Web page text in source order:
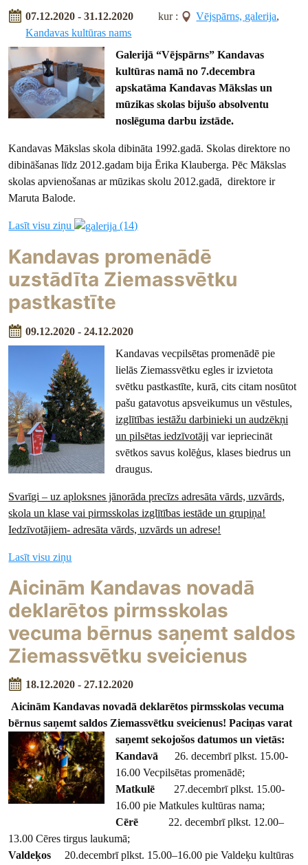
07.12.2020 - 31.12.2020 kur : Vējspārns, galerija,
Kandavas kultūras nams
Galerijā “Vējspārns” Kandavas
kultūras namā no 7.decembra
apskatāma Kandavas Mākslas un
mūzikas skolas bijušo absolventu
noslēguma darbu izstāde.
Kandavas Mākslas skola dibināta 1992.gadā. Skolas direktore no
dibināšanas līdz 2012.gadam bija Ērika Klauberga. Pēc Mākslas
skolas apvienošanas ar mūzikas skolu 2012.gadā, direktore ir
Maruta Balode.
Lasīt visu ziņu (14)
Kandavas promenādē
uzstādīta Ziemassvētku
pastkastīte
09.12.2020 - 24.12.2020
Kandavas vecpilsētas promenādē pie
lielās Ziemassvētku egles ir izvietota
svētku pastkastīte, kurā, cits citam nosūtot
pašu gatavotus apsveikumus un vēstules,
izglītības iestāžu darbinieki un audzēkņi
un pilsētas iedzīvotāji var iepriecināt
svētkos savus kolēģus, klases biedrus un
draugus.
Svarīgi – uz aploksnes jānorāda precīzs adresāta vārds, uzvārds,
skola un klase vai pirmsskolas izglītības iestāde un grupiņa!
Iedzīvotājiem- adresāta vārds, uzvārds un adrese!
Lasīt visu ziņu
Aicinām Kandavas novadā
deklarētos pirmsskolas
vecuma bērnus saņemt saldos
Ziemassvētku sveicienus
18.12.2020 - 27.12.2020
Aicinām Kandavas novadā deklarētos pirmsskolas vecuma
bērnus saņemt saldos Ziemassvētku sveicienus! Paciņas varat
saņemt sekojošos datumos un vietās:
Kandavā 26. decembrī plkst. 15.00-
16.00 Vecpilsētas promenādē;
Matkulē 27.decembrī plkst. 15.00-
16.00 pie Matkules kultūras nama;
Cērē
22. decembrī plkst. 12.00–
13.00 Cēres tirgus laukumā;
Valdeķos 20.decembrī plkst. 15.00–16.00 pie Valdeķu kultūras